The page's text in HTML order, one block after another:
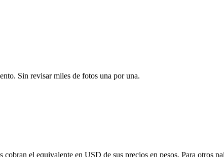
Sin revisar miles de fotos una por una.
el equivalente en USD de sus precios en pesos. Para otros